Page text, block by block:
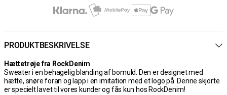
Gratis fragt ved køb over 700 kr
PRODUKTBESKRIVELSE
Hættetrøje fra RockDenim
Sweater i en behagelig blanding af bomuld. Den er designet med
hætte, snøre foran og lapp i en imitation med et logo på. Denne skjorte
er specielt lavet til vores kunder og fås kun hos RockDenim!